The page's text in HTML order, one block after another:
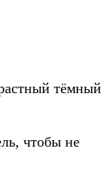
тёмный
чтобы не